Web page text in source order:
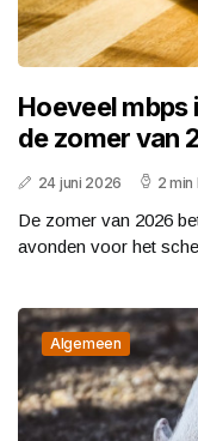
Hoeveel mbps
de zomer van
24 juni 2026 2
De zomer van 2026
avonden voor het
Algemeen